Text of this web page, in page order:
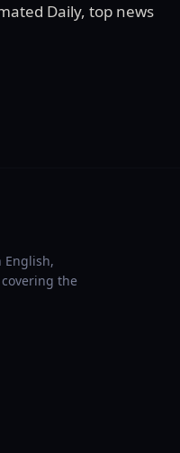
Daily, top news
English,
the